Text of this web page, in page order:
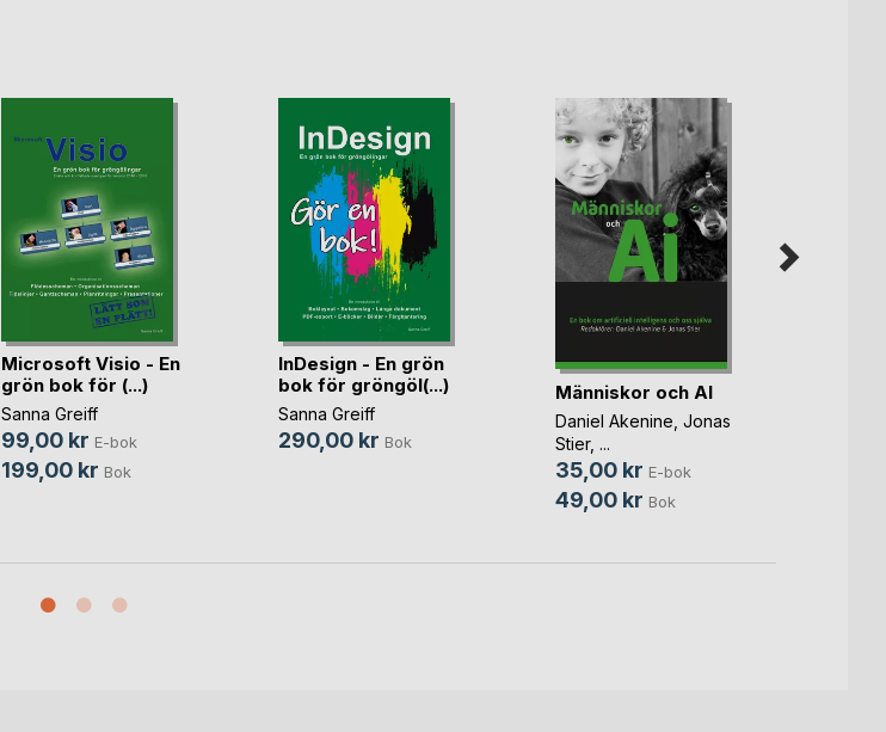
Microsoft Visio - En
grön bok för (...)
Sanna Greiff
99,00 kr E-bok
199,00 kr Bok
InDesign - En grön
bok för gröngöl(...)
Sanna Greiff
290,00 kr Bok
Människor och AI
Daniel Akenine Jonas
Stier, ...
35,00 kr E-bok
49,00 kr Bok